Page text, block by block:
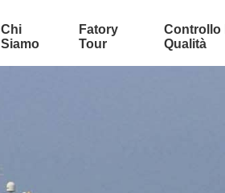
Chi
Siamo
Fatory
Tour
Controllo
Qualità